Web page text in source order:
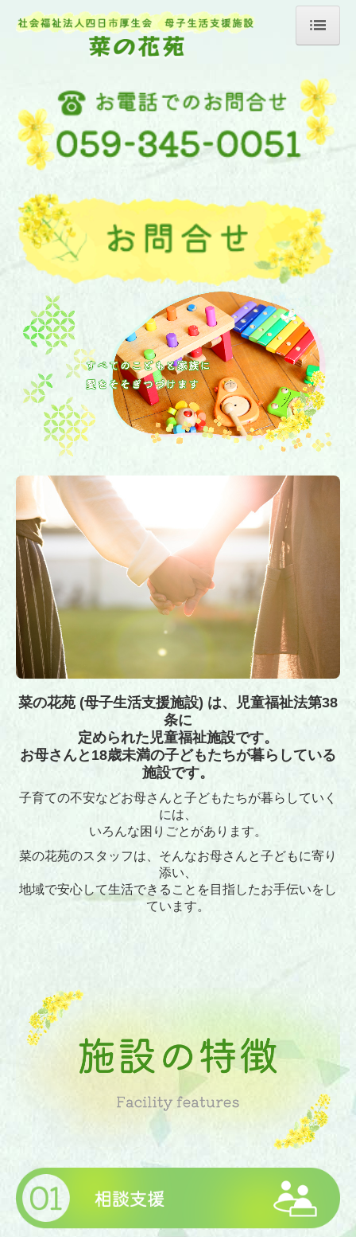
菜の花苑について
施設紹介
菜の花苑での生活
申し込み方法
採用情報
職員インタビュー
募集要項
資料ダウンロード
菜の花苑 (母子生活支援施設) は、児童福祉法第38
条に
定められた児童福祉施設です。
お母さんと18歳未満の子どもたちが暮らしている
施設です。
子育ての不安などお母さんと子どもたちが暮らしていく
には、
いろんな困りごとがあります。
菜の花苑のスタッフは、そんなお母さんと子どもに寄り
添い、
地域で安心して生活できることを目指したお手伝いをし
ています。